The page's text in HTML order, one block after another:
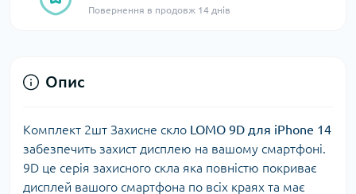
Повернення в продовж 14 днів
Опис
Комплект 2шт Захисне скло LOMO 9D для iPhone 14
забезпечить захист дисплею на вашому смартфоні.
9D це серія захисного скла яка повністю покриває
дисплей вашого смартфона по всіх краях та має